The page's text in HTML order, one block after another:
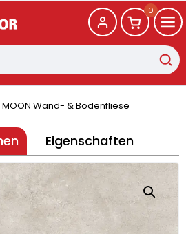
0
MOON Wand- & Bodenfliese
Eigenschaften